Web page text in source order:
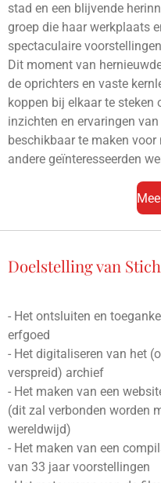
stad en een blijvende
groep die haar werkplaats
spectaculaire
Dit moment van
de oprichters en vaste
koppen bij elkaar te steken
inzichten en ervaringen
beschikbaar te maken
andere geïnteresseerden
Doelstelling van
- Het ontsluiten en
erfgoed
- Het digitaliseren van het
verspreid) archief
- Het maken van een
(dit zal verbonden worden
wereldwijd)
- Het maken van een
van 33 jaar voorstellingen